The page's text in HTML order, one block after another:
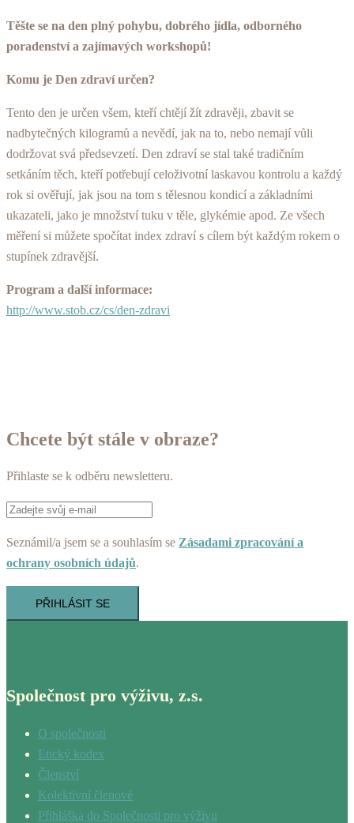
Těšte se na den plný pohybu, dobrého jídla, odborného
poradenství a zajímavých workshopů!
Komu je Den zdraví určen?
Tento den je určen všem, kteří chtějí žít zdravěji, zbavit se
nadbytečných kilogramů a nevědí, jak na to, nebo nemají vůli
dodrž­ovat svá předsevzetí. Den zdraví se stal také tradičním
setkáním těch, kteří potřebují celož­ivotní laskavou kontrolu a každý
rok si ověřují, jak jsou na tom s tělesnou kondicí a základními
ukazateli, jako je množství tuku v těle, glykémie apod. Ze všech
měření si můžete spočítat index zdraví s cílem být každým rokem o
stupínek zdravější.
Program a další informace:
http://www.stob.cz/cs/den-zdravi
Chcete být stále v obraze?
Přihlaste se k odběru newsletteru.
Seznámil/a jsem se a souhlasím se Zásadami zpracování a
ochrany osobních údajů.
PŘIHLÁSIT SE
Společnost pro výživu, z.s.
O společnosti
Etický kodex
Členství
Kolektivní členové
Přihláška do Společnosti pro výživu